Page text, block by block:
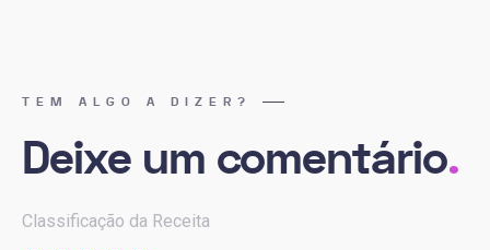
TEM ALGO A DIZER?
Deixe um comentário.
Classificação da Receita